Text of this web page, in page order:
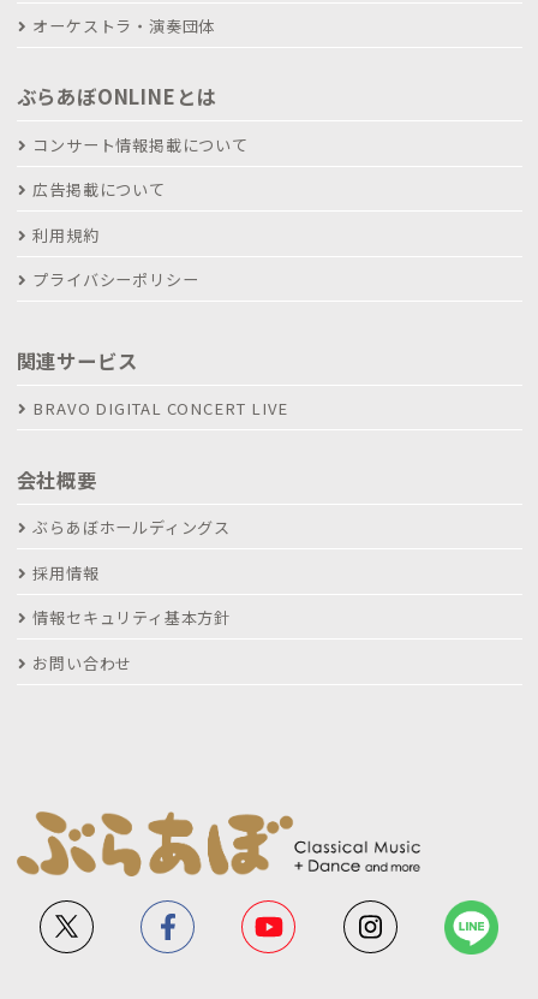
オーケストラ・演奏団体
ぶらあぼONLINEとは
コンサート情報掲載について
広告掲載について
利用規約
プライバシーポリシー
関連サービス
BRAVO DIGITAL CONCERT LIVE
会社概要
ぶらあぼホールディングス
採用情報
情報セキュリティ基本方針
お問い合わせ